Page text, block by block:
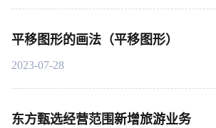
平移图形的画法（平移图形）
2023-07-28
东方甄选经营范围新增旅游业务